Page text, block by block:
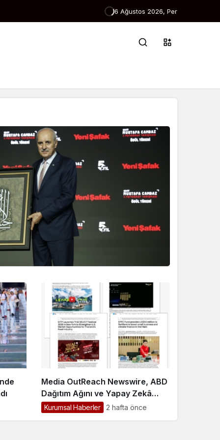
Veri alınamadı!6 Ağustos 2026, Per
Media OutReach Newswire, ABD
Dağıtım Ağını ve Yapay Zekâ
Görünürlüğünü Güçlendiriyor
Kurumsal Haberler 2 hafta önce